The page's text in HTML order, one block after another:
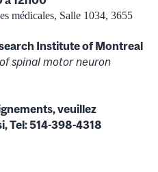
médicales, Salle 1034, 3655
Institute of Montreal
spinal motor neuron
veuillez
Tel: 514-398-4318